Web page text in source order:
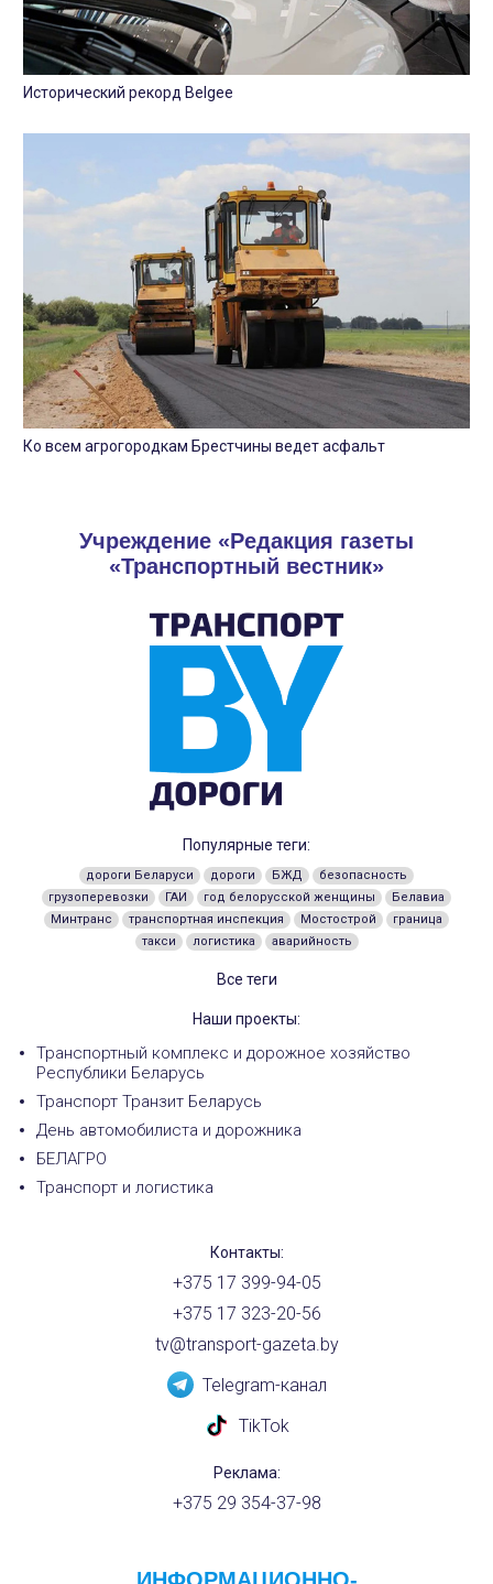
Исторический рекорд Belgee
Ко всем агрогородкам Брестчины ведет асфальт
Учреждение «Редакция газеты
«Транспортный вестник»
Популярные теги:
дороги Беларуси дороги БЖД
безопасность
грузоперевозки
ГАИ год белорусской женщины
Белавиа
Минтранс
транспортная инспекция Мостострой
граница
такси
логистика аварийность
Все теги
Наши проекты:
Транспортный комплекс и дорожное хозяйство
Республики Беларусь
Транспорт Транзит Беларусь
День автомобилиста и дорожника
БЕЛАГРО
Транспорт и логистика
Контакты:
+375 17 399-94-05
+375 17 323-20-56
tv@transport-gazeta.by
Telegram-канал
TikTok
Реклама:
+375 29 354-37-98